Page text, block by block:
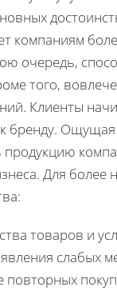
компаниям
очередь,
того,
Клиенты
бренду.
Для более
товаров и
слабых